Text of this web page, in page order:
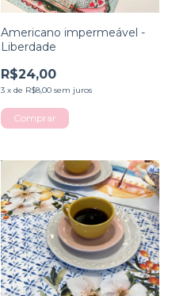
Americano impermeável -
Liberdade
R$24,00
3 x de R$8,00 sem juros
Comprar